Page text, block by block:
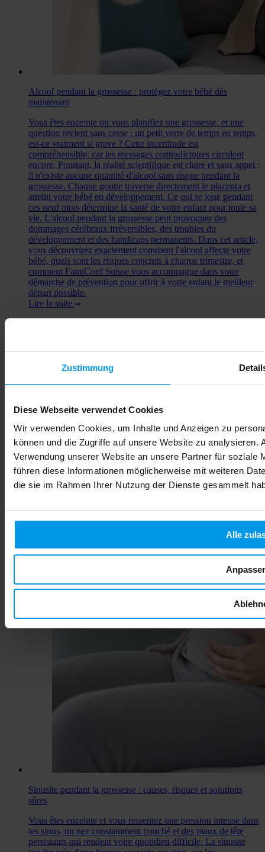
Zustimmung
Diese Webseite verwendet Cookies
Wir verwenden Cookies, um Inhalte und Anzeigen zu
können und die Zugriffe auf unsere Website zu analysieren.
Verwendung unserer Website an unsere Partner für soziale
führen diese Informationen möglicherweise mit weiteren
die sie im Rahmen Ihrer Nutzung der Dienste gesammelt
Alle
Alcool pendant la grossesse : protégez votre bébé dès
maintenant
Vous êtes enceinte ou vous planifiez une grossesse, et une
question revient sans cesse : un petit verre de temps en temps,
est-ce vraiment si grave ? Cette incertitude est
compréhensible, car les messages contradictoires circulent
encore. Pourtant, la réalité scientifique est claire et sans appel :
il n'existe aucune quantité d'alcool sans risque pendant la
grossesse. Chaque goutte traverse directement le placenta et
atteint votre bébé en développement. Ce qui se joue pendant
ces neuf mois détermine la santé de votre enfant pour toute sa
vie. L'alcool pendant la grossesse peut provoquer des
dommages cérébraux irréversibles, des troubles du
développement et des handicaps permanents. Dans cet article,
vous découvrirez exactement comment l'alcool affecte votre
bébé, quels sont les risques concrets à chaque trimestre, et
comment FamiCord Suisse vous accompagne dans votre
démarche de prévention pour offrir à votre enfant le meilleur
départ possible.
Lire la suite
Sinusite pendant la grossesse : causes, risques et solutions
sûres
Vous êtes enceinte et vous ressentez une pression intense dans
les sinus, un nez constamment bouché et des maux de tête
persistants qui rendent votre quotidien difficile. La sinusite